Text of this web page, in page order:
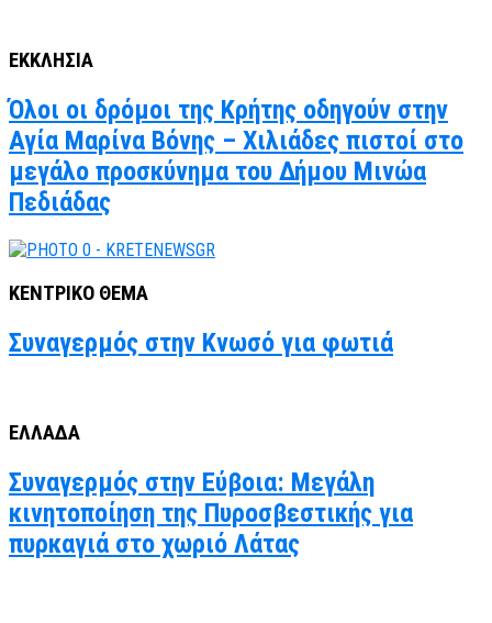
ΕΚΚΛΗΣΙΑ
Όλοι οι δρόμοι της Κρήτης οδηγούν στην
Αγία Μαρίνα Βόνης – Χιλιάδες πιστοί στο
μεγάλο προσκύνημα του Δήμου Μινώα
Πεδιάδας
ΚΕΝΤΡΙΚΟ ΘΕΜΑ
Συναγερμός στην Κνωσό για φωτιά
ΕΛΛΑΔΑ
Συναγερμός στην Εύβοια: Μεγάλη
κινητοποίηση της Πυροσβεστικής για
πυρκαγιά στο χωριό Λάτας